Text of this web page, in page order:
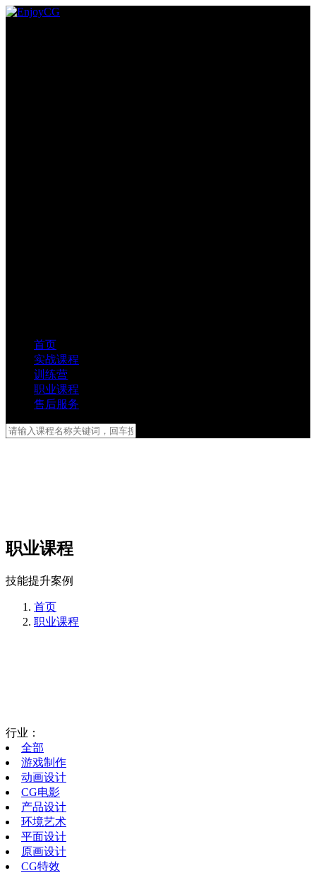
首页
实战课程
训练营
职业课程
售后服务
职业课程
技能提升案例
首页
职业课程
行业：
全部
游戏制作
动画设计
CG电影
产品设计
环境艺术
平面设计
原画设计
CG特效